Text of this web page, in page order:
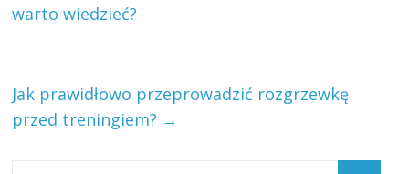
warto wiedzieć?
Jak prawidłowo przeprowadzić rozgrzewkę
przed treningiem? →